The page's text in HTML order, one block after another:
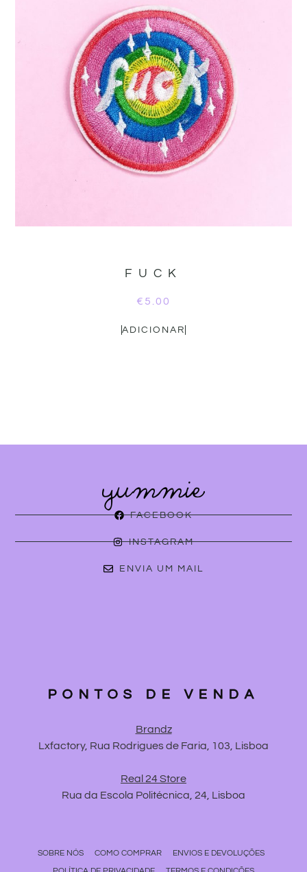
FUCK
€ 5.00
ADICIONAR
FACEBOOK
INSTAGRAM
ENVIA UM MAIL
PONTOS DE VENDA
Brandz
Lxfactory, Rua Rodrigues de Faria, 103, Lisboa
Real 24 Store
Rua da Escola Politécnica, 24, Lisboa
SOBRE NÓS COMO COMPRAR
ENVIOS E DEVOLUÇÕES